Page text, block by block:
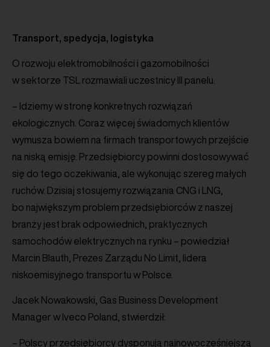
Transport, spedycja, logistyka
O rozwoju elektromobilności i gazomobilności
w sektorze TSL rozmawiali uczestnicy III panelu.
– Idziemy w stronę konkretnych rozwiązań
ekologicznych. Coraz więcej świadomych klientów
wymusza bowiem na firmach transportowych przejście
na niską emisję. Przedsiębiorcy powinni dostosowywać
się do tego oczekiwania, ale wykonując szereg małych
ruchów. Dzisiaj stosujemy rozwiązania CNG i LNG,
bo największym problem przedsiębiorców z naszej
branży jest brak odpowiednich, praktycznych
samochodów elektrycznych na rynku – powiedział
Marcin Blauth, Prezes Zarządu No Limit, lidera
niskoemisyjnego transportu w Polsce.
Jacek Nowakowski, Gas Business Development
Manager w Iveco Poland, stwierdził:
– Polscy przedsiębiorcy dysponują najnowocześniejszą